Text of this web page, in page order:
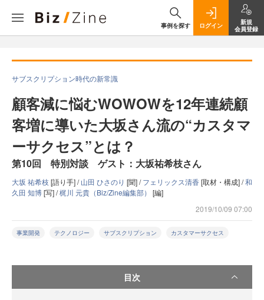
事例を探す ログイン
新規
会員登録
サブスクリプション時代の新常識
顧客減に悩むWOWOWを12年連続顧
客増に導いた大坂さん流の“カスタマ
ーサクセス”とは？
第10回 特別対談 ゲスト：大坂祐希枝さん
大坂 祐希枝 [語り手] /山田 ひさのり [聞] /フェリックス清香[取材・構成] /和
久田 知博[写] /梶川 元貴（Biz/Zine編集部） [編]
2019/10/09 07:00
事業開発 テクノロジー サブスクリプション カスタマーサクセス
目次